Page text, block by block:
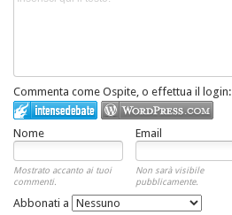
Commenta come Ospite, o effettua il login:
Nome Email
Mostrato accanto ai tuoi
commenti.
Non sarà visibile
pubblicamente.
Abbonati a